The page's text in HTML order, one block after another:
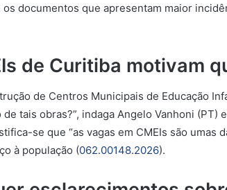
documentos que apresentam maior
de Curitiba motivam
de Centros Municipais de Educação
tais obras?”, indaga Angelo Vanhoni
se que “as vagas em CMEIs são
à população (062.00148.2026).